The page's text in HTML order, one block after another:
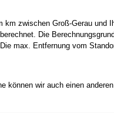
km zwischen Groß-Gerau und
Die
max. Entfernung vom
können wir auch einen